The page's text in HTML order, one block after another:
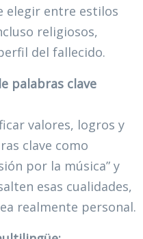
elegir entre estilos
religiosos,
del fallecido.
palabras clave
valores, logros y
clave como
por la música” y
esas cualidades,
realmente personal.